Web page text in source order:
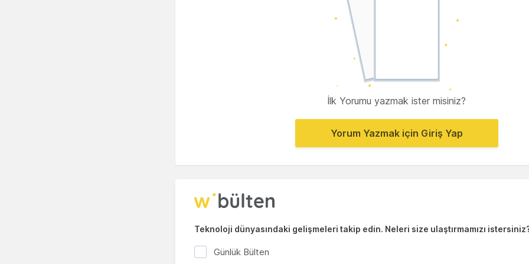
İlk Yorumu yazmak ister misiniz?
Yorum Yazmak için Giriş Yap
Teknoloji dünyasındaki gelişmeleri takip edin. Neleri size ulaştırmamızı
Günlük Bülten